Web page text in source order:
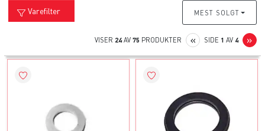
Varefilter MEST SOLGT
VISER 24AV 75 PRODUKTER «PREVIOUS
SIDE 1 AV 4 »